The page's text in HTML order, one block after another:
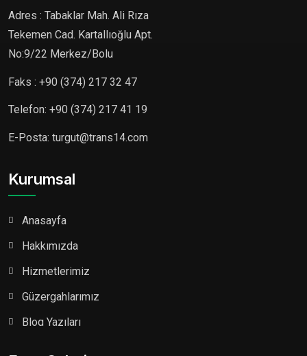
Adres : Tabaklar Mah. Ali Rıza
Tekemen Cad. Kartallıoğlu Apt.
No:9/22 Merkez/Bolu
Faks : +90 (374) 217 32 47
Telefon: +90 (374) 217 41 19
E-Posta: turgut@trans14.com
Kurumsal
Anasayfa
Hakkımızda
Hizmetlerimiz
Güzergahlarımız
Blog Yazıları